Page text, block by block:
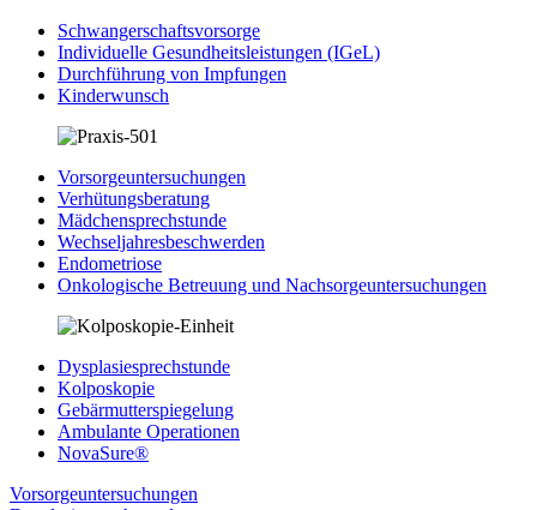
Schwangerschaftsvorsorge
Individuelle Gesundheitsleistungen (IGeL)
Durchführung von Impfungen
Kinderwunsch
Vorsorgeuntersuchungen
Verhütungsberatung
Mädchensprechstunde
Wechseljahresbeschwerden
Endometriose
Onkologische Betreuung und Nachsorgeuntersuchungen
Dysplasiesprechstunde
Kolposkopie
Gebärmutterspiegelung
Ambulante Operationen
NovaSure®
Vorsorgeuntersuchungen